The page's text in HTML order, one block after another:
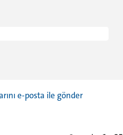
e-posta ile gönder